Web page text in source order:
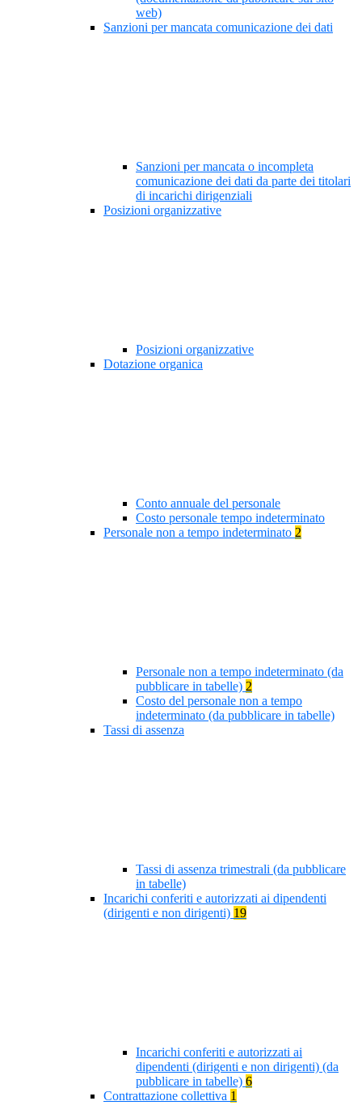
web)
Sanzioni per mancata comunicazione dei dati
Sanzioni per mancata o incompleta
comunicazione dei dati da parte dei titolari
di incarichi dirigenziali
Posizioni organizzative
Posizioni organizzative
Dotazione organica
Conto annuale del personale
Costo personale tempo indeterminato
Personale non a tempo indeterminato 2
Personale non a tempo indeterminato (da
pubblicare in tabelle) 2
Costo del personale non a tempo
indeterminato (da pubblicare in tabelle)
Tassi di assenza
Tassi di assenza trimestrali (da pubblicare
in tabelle)
Incarichi conferiti e autorizzati ai dipendenti
(dirigenti e non dirigenti) 19
Incarichi conferiti e autorizzati ai
dipendenti (dirigenti e non dirigenti) (da
pubblicare in tabelle) 6
Contrattazione collettiva 1